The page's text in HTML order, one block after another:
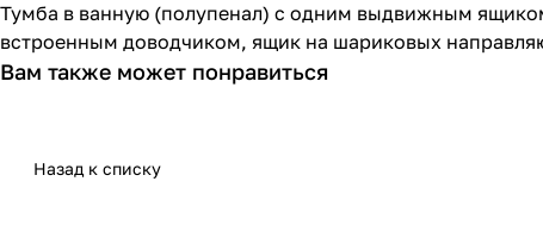
Тумба в ванную (полупенал) с одним выдвижным
встроенным доводчиком, ящик на шариковых
Вам также может понравиться
Назад к списку